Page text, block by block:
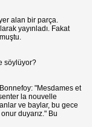
alan bir parça.
yayınladı. Fakat
söylüyor?
"Mesdames et
la nouvelle
ve baylar, bu gece
duyarız." Bu